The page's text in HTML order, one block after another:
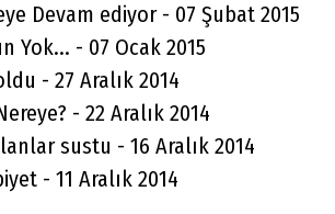
Devam ediyor - 07 Şubat 2015
Yok... - 07 Ocak 2015
- 27 Aralık 2014
- 22 Aralık 2014
sustu - 16 Aralık 2014
- 11 Aralık 2014